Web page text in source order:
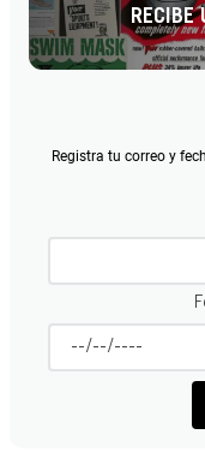
RECIBE
Registra tu correo y